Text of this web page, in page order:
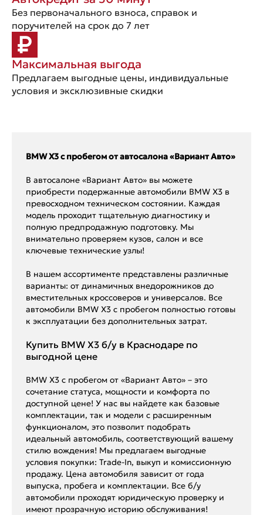
Без первоначального взноса, справок и
поручителей на срок до 7 лет
Максимальная выгода
Предлагаем выгодные цены, индивидуальные
условия и эксклюзивные скидки
BMW X3 с пробегом от автосалона «Вариант Авто»
В автосалоне «Вариант Авто» вы можете
приобрести подержанные автомобили BMW X3 в
превосходном техническом состоянии. Каждая
модель проходит тщательную диагностику и
полную предпродажную подготовку. Мы
внимательно проверяем кузов, салон и все
ключевые технические узлы!
В нашем ассортименте представлены различные
варианты: от динамичных внедорожников до
вместительных кроссоверов и универсалов. Все
автомобили BMW X3 с пробегом полностью готовы
к эксплуатации без дополнительных затрат.
Купить BMW X3 б/у в Краснодаре по
выгодной цене
BMW X3 с пробегом от «Вариант Авто» – это
сочетание статуса, мощности и комфорта по
доступной цене! У нас вы найдете как базовые
комплектации, так и модели с расширенным
функционалом, это позволит подобрать
идеальный автомобиль, соответствующий вашему
стилю вождения! Мы предлагаем выгодные
условия покупки: Trade-In, выкуп и комиссионную
продажу. Цена автомобиля зависит от года
выпуска, пробега и комплектации. Все б/у
автомобили проходят юридическую проверку и
имеют прозрачную историю обслуживания!